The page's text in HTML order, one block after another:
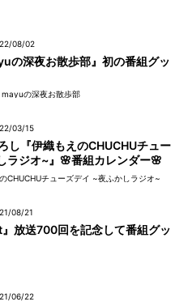
08/02
の深夜お散歩部』初の番組グッ
mayuの深夜お散歩部
03/15
し『伊織もえのCHUCHUチュー
ラジオ~』🌸番組カレンダー🌸
CHUCHUチューズデイ ~夜ふかしラジオ~
08/21
放送700回を記念して番組グッ
06/22